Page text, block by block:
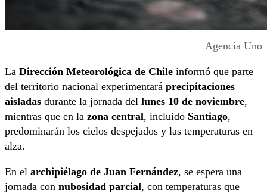
Agencia Uno
La Dirección Meteorológica de Chile informó que parte
del territorio nacional experimentará precipitaciones
aisladas durante la jornada del lunes 10 de noviembre,
mientras que en la zona central, incluido Santiago,
predominarán los cielos despejados y las temperaturas en
alza.
En el archipiélago de Juan Fernández, se espera una
jornada con nubosidad parcial, con temperaturas que